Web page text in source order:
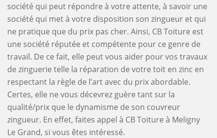
société qui peut répondre à votre attente, à savoir une
société qui met à votre disposition son zingueur et qui
ne pratique que du prix pas cher. Ainsi, CB Toiture est
une société réputée et compétente pour ce genre de
travail. De ce fait, elle peut vous aider pour vos travaux
de zinguerie telle la réparation de votre toit en zinc en
respectant la règle de l’art avec du prix abordable.
Certes, elle ne vous décevrez guère tant sur la
qualité/prix que le dynamisme de son couvreur
zingueur. En effet, faites appel à CB Toiture à Meligny
Le Grand, si vous êtes intéressé.